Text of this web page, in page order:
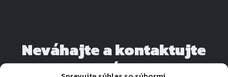
Neváhajte a kontaktujte
nás